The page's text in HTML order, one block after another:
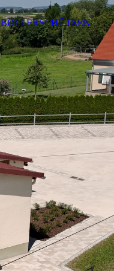
BÖLLERSCHÜTZEN